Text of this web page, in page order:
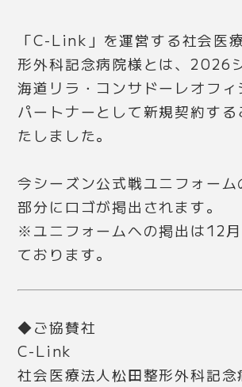
「C-Link」を運営する社会医
形外科記念病院様とは、2026
海道リラ・コンサドーレオフ
パートナーとして新規契約する
たしました。
今シーズン公式戦ユニフォーム
部分にロゴが掲出されます。
※ユニフォームへの掲出は12
ております。
◆ご協賛社
C-Link
社会医療法人松田整形外科記念